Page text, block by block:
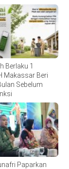
Berlaku 1
Makassar Beri
Sebelum
Paparkan